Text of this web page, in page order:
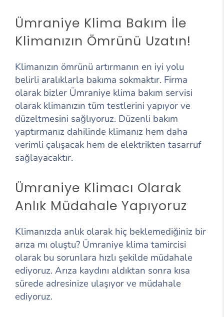
Ümraniye Klima Bakım İle
Klimanızın Ömrünü Uzatın!
Klimanızın ömrünü artırmanın en iyi yolu
belirli aralıklarla bakıma sokmaktır. Firma
olarak bizler Ümraniye klima bakım servisi
olarak klimanızın tüm testlerini yapıyor ve
düzeltmesini sağlıyoruz. Düzenli bakım
yaptırmanız dahilinde klimanız hem daha
verimli çalışacak hem de elektrikten tasarruf
sağlayacaktır.
Ümraniye Klimacı Olarak
Anlık Müdahale Yapıyoruz
Klimanızda anlık olarak hiç beklemediğiniz bir
arıza mı oluştu? Ümraniye klima tamircisi
olarak bu sorunlara hızlı şekilde müdahale
ediyoruz. Arıza kaydını aldıktan sonra kısa
sürede adresinize ulaşıyor ve müdahale
ediyoruz.